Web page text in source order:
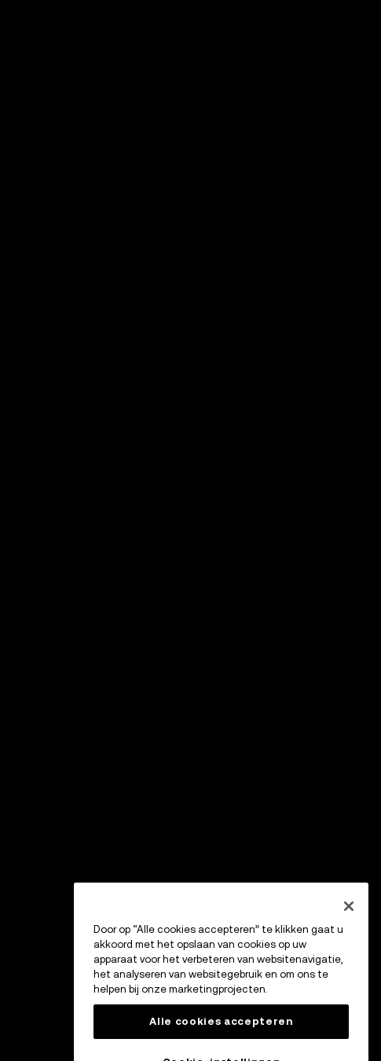
Door op “Alle cookies accepteren” te klikken gaat u
akkoord met het opslaan van cookies op uw
apparaat voor het verbeteren van websitenavigatie,
het analyseren van websitegebruik en om ons te
helpen bij onze marketingprojecten.
Alle cookies accepteren